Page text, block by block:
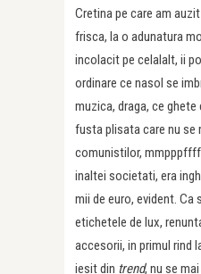
Cretina pe care am
frisca, la o adunatura
incolacit pe celalalt, ii
ordinare ce nasol se
muzica, draga, ce
fusta plisata care nu se
comunistilor,
inaltei societati, era
mii de euro, evident. Ca
etichetele de lux,
accesorii, in primul rind
iesit din trend, nu se